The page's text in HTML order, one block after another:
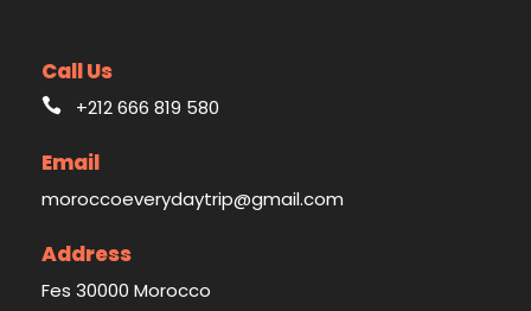
Call Us
+212 666 819 580
Email
moroccoeverydaytrip@gmail.com
Address
Fes 30000 Morocco